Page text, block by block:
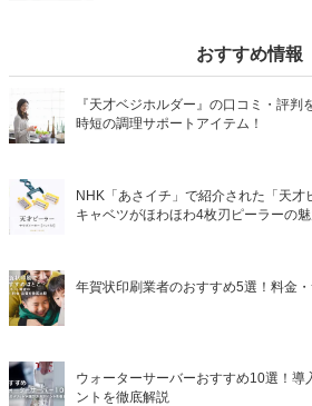
おすすめ情報
『天才ベジホルダー』の口コミ・評判
時短の調理サポートアイテム！
NHK「あさイチ」で紹介された「天才
キャベツがほわほわ4枚刃ピーラーの魅
年賀状印刷業者のおすすめ5選！料金
ウォーターサーバーおすすめ10選！導
ントを徹底解説